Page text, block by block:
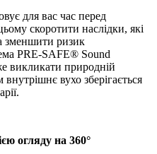
для вас час перед
скоротити наслідки, які
зменшити ризик
PRE-SAFE® Sound
викликати природній
вухо зберігається
огляду на 360°